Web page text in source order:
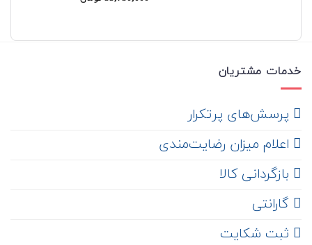
خدمات مشتریان
‌ پرسش‌های پرتکرار
اعلام میزان رضایت‌مندی
‌ بازگردانی کالا
گارانتی
ثبت شکایت